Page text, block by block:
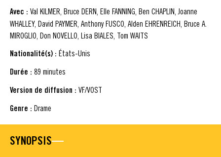
Avec : Val KILMER, Bruce DERN, Elle FANNING, Ben CHAPLIN, Joanne
WHALLEY, David PAYMER, Anthony FUSCO, Alden EHRENREICH, Bruce A.
MIROGLIO, Don NOVELLO, Lisa BIALES, Tom WAITS
Nationalité(s) : États-Unis
Durée : 89 minutes
Version de diffusion : VF/VOST
Genre : Drame
SYNOPSIS